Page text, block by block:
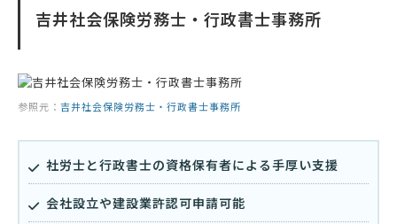
吉井社会保険労務士・行政書士事務所
参照元： 吉井社会保険労務士・行政書士事務所
社労士と行政書士の資格保有者による手厚い支援
会社設立や建設業許認可申請可能